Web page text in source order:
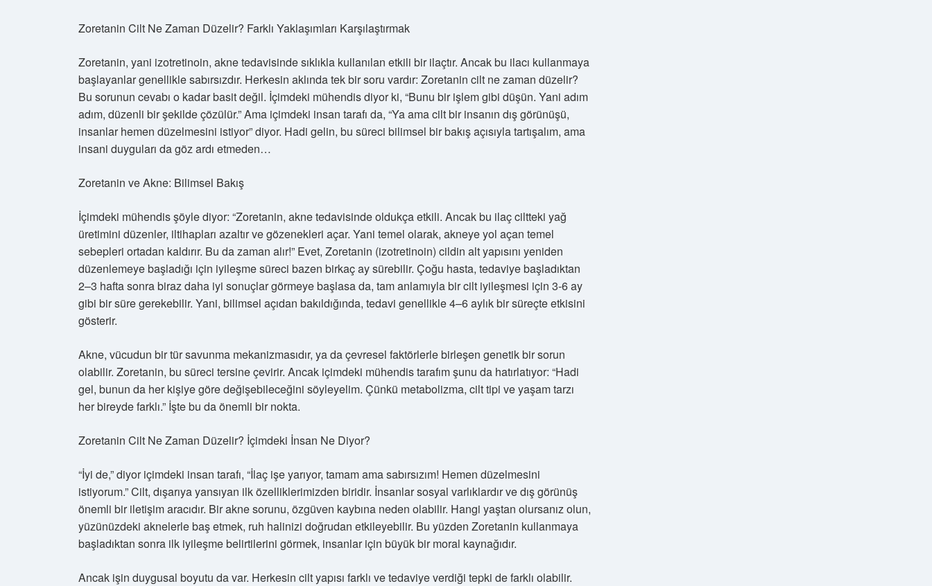
Zoretanin Cilt Ne Zaman Düzelir? Farklı Yaklaşımları Karşılaştırmak
Zoretanin, yani izotretinoin, akne tedavisinde sıklıkla kullanılan etkili bir ilaçtır. Ancak bu ilacı kullanmaya
başlayanlar genellikle sabırsızdır. Herkesin aklında tek bir soru vardır: Zoretanin cilt ne zaman düzelir?
Bu sorunun cevabı o kadar basit değil. İçimdeki mühendis diyor ki, “Bunu bir işlem gibi düşün. Yani adım
adım, düzenli bir şekilde çözülür.” Ama içimdeki insan tarafı da, “Ya ama cilt bir insanın dış görünüşü,
insanlar hemen düzelmesini istiyor” diyor. Hadi gelin, bu süreci bilimsel bir bakış açısıyla tartışalım, ama
insani duyguları da göz ardı etmeden…
Zoretanin ve Akne: Bilimsel Bakış
İçimdeki mühendis şöyle diyor: “Zoretanin, akne tedavisinde oldukça etkili. Ancak bu ilaç ciltteki yağ
üretimini düzenler, iltihapları azaltır ve gözenekleri açar. Yani temel olarak, akneye yol açan temel
sebepleri ortadan kaldırır. Bu da zaman alır!” Evet, Zoretanin (izotretinoin) cildin alt yapısını yeniden
düzenlemeye başladığı için iyileşme süreci bazen birkaç ay sürebilir. Çoğu hasta, tedaviye başladıktan
2–3 hafta sonra biraz daha iyi sonuçlar görmeye başlasa da, tam anlamıyla bir cilt iyileşmesi için 3-6 ay
gibi bir süre gerekebilir. Yani, bilimsel açıdan bakıldığında, tedavi genellikle 4–6 aylık bir süreçte etkisini
gösterir.
Akne, vücudun bir tür savunma mekanizmasıdır, ya da çevresel faktörlerle birleşen genetik bir sorun
olabilir. Zoretanin, bu süreci tersine çevirir. Ancak içimdeki mühendis tarafım şunu da hatırlatıyor: “Hadi
gel, bunun da her kişiye göre değişebileceğini söyleyelim. Çünkü metabolizma, cilt tipi ve yaşam tarzı
her bireyde farklı.” İşte bu da önemli bir nokta.
Zoretanin Cilt Ne Zaman Düzelir? İçimdeki İnsan Ne Diyor?
“İyi de,” diyor içimdeki insan tarafı, “İlaç işe yarıyor, tamam ama sabırsızım! Hemen düzelmesini
istiyorum.” Cilt, dışarıya yansıyan ilk özelliklerimizden biridir. İnsanlar sosyal varlıklardır ve dış görünüş
önemli bir iletişim aracıdır. Bir akne sorunu, özgüven kaybına neden olabilir. Hangi yaştan olursanız olun,
yüzünüzdeki aknelerle baş etmek, ruh halinizi doğrudan etkileyebilir. Bu yüzden Zoretanin kullanmaya
başladıktan sonra ilk iyileşme belirtilerini görmek, insanlar için büyük bir moral kaynağıdır.
Ancak işin duygusal boyutu da var. Herkesin cilt yapısı farklı ve tedaviye verdiği tepki de farklı olabilir.